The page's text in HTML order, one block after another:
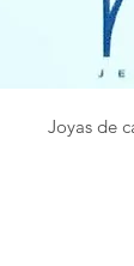
Joyas de